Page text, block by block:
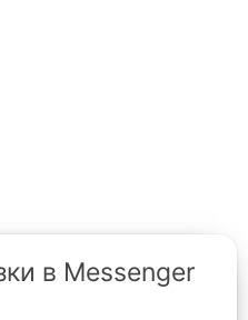
в Messenger